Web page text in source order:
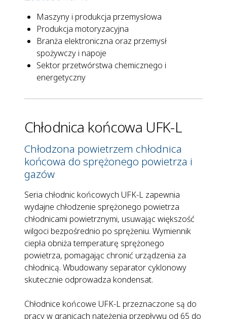
Maszyny i produkcja przemysłowa
Produkcja motoryzacyjna
Branża elektroniczna oraz przemysł
spożywczy i napoje
Sektor przetwórstwa chemicznego i
energetyczny
Chłodnica końcowa UFK-L
Chłodzona powietrzem chłodnica
końcowa do sprężonego powietrza i
gazów
Seria chłodnic końcowych UFK-L zapewnia
wydajne chłodzenie sprężonego powietrza
chłodnicami powietrznymi, usuwając większość
wilgoci bezpośrednio po sprężeniu. Wymiennik
ciepła obniża temperaturę sprężonego
powietrza, pomagając chronić urządzenia za
chłodnicą. Wbudowany separator cyklonowy
skutecznie odprowadza kondensat.
Chłodnice końcowe UFK-L przeznaczone są do
pracy w granicach natężenia przepływu od 65 do